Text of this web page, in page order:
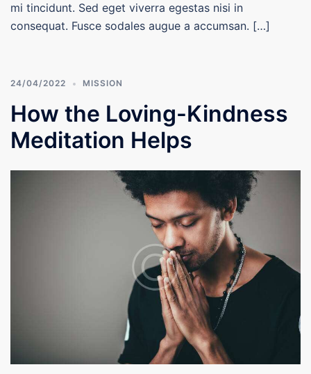
mi tincidunt. Sed eget viverra egestas nisi in
consequat. Fusce sodales augue a accumsan. […]
24/04/2022 MISSION
How the Loving-Kindness
Meditation Helps